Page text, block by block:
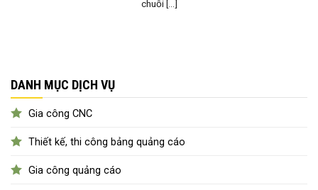
chuỗi [...]
DANH MỤC DỊCH VỤ
Gia công CNC
Thiết kế, thi công bảng quảng cáo
Gia công quảng cáo